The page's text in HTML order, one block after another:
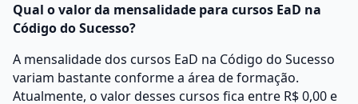
Qual o valor da mensalidade para cursos EaD na
Código do Sucesso?
A mensalidade dos cursos EaD na Código do Sucesso
variam bastante conforme a área de formação.
Atualmente, o valor desses cursos fica entre R$ 0,00 e